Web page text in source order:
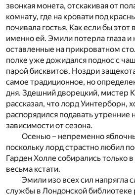
звонкая монета, отскакивая от
комнату, где на кровати под
почивала гостья. Как если бы этот
именно ей. Эмили потерла глаза и
оставленные на прикроватном
полке уже дожидался поднос с
парой бисквитов. Ноздри
самое традиционное, но
дня. Здешний дворецкий, мистер
рассказал, что лорд Уинтерборн,
распорядился подавать утренние
зависимости от сезона.
Осенью – непременно
поскольку лорд страстно любил
Гарден Холле собирались только
весьма кстати.
Эмили изо всех сил напрягла
службы в Лондонской библиотеке